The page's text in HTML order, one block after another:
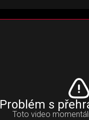
Problém s
Toto video